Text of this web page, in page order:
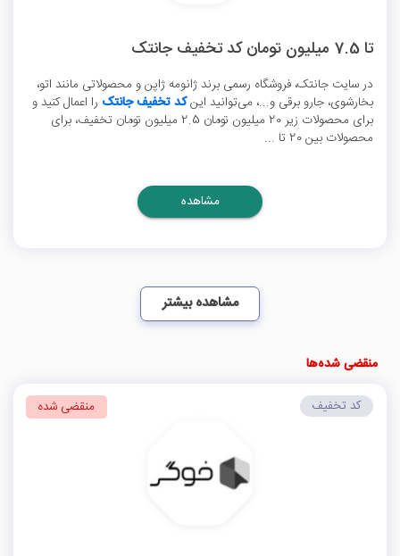
تا 7.5 میلیون تومان کد تخفیف جانتک
در سایت جانتک، فروشگاه رسمی برند ژانومه ژاپن و محصولاتی مانند اتو،
بخارشوی، جارو برقی و...، می‌توانید اینکد تخفیف جانتک را اعمال کنید و
برای محصولات زیر 20 میلیون تومان 2.5 میلیون تومان تخفیف، برای
محصولات بین 20 تا ...
مشاهده
مشاهده بیشتر
منقضی شده‌ها
کد تخفیف منقضی شده